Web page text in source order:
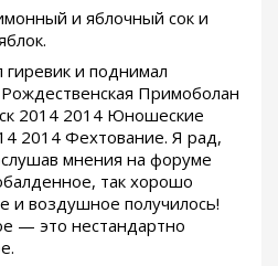
и яблочный сок и
и поднимал
Примоболан
2014 2014 Юношеские
2014 Фехтование. Я рад,
мнения на форуме
так хорошо
и воздушное получилось!
— это нестандартно